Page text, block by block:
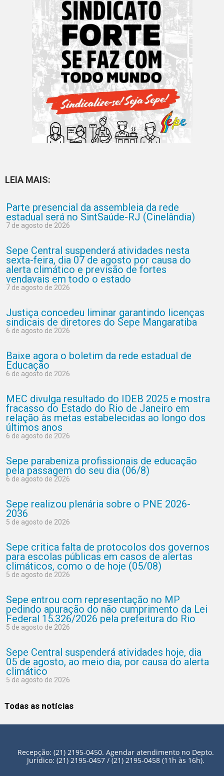
LEIA MAIS:
Parte presencial da assembleia da rede
estadual será no SintSaúde-RJ (Cinelândia)
7 de agosto de 2026
Sepe Central suspenderá atividades nesta
sexta-feira, dia 07 de agosto por causa do
alerta climático e previsão de fortes
vendavais em todo o estado
7 de agosto de 2026
Justiça concedeu liminar garantindo licenças
sindicais de diretores do Sepe Mangaratiba
6 de agosto de 2026
Baixe agora o boletim da rede estadual de
Educação
6 de agosto de 2026
MEC divulga resultado do IDEB 2025 e mostra
fracasso do Estado do Rio de Janeiro em
relação às metas estabelecidas ao longo dos
últimos anos
6 de agosto de 2026
Sepe parabeniza profissionais de educação
pela passagem do seu dia (06/8)
6 de agosto de 2026
Sepe realizou plenária sobre o PNE 2026-
2036
5 de agosto de 2026
Sepe critica falta de protocolos dos governos
para escolas públicas em casos de alertas
climáticos, como o de hoje (05/08)
5 de agosto de 2026
Sepe entrou com representação no MP
pedindo apuração do não cumprimento da Lei
Federal 15.326/2026 pela prefeitura do Rio
5 de agosto de 2026
Sepe Central suspenderá atividades hoje, dia
05 de agosto, ao meio dia, por causa do alerta
climático
5 de agosto de 2026
Todas as notícias
Recepção: (21) 2195-0450. Agendar atendimento no Depto.
Jurídico: (21) 2195-0457 / (21) 2195-0458 (11h às 16h).